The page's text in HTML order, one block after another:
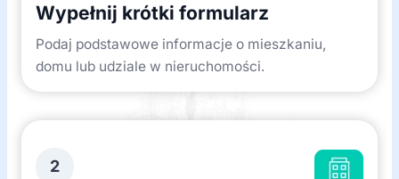
Wypełnij krótki formularz
Podaj podstawowe informacje o mieszkaniu,
domu lub udziale w nieruchomości.
2